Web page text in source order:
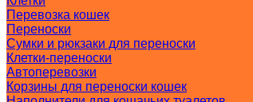
Перевозка кошек
Переноски
Сумки и рюкзаки для переноски
Клетки-переноски
Автоперевозки
Корзины для переноски кошек